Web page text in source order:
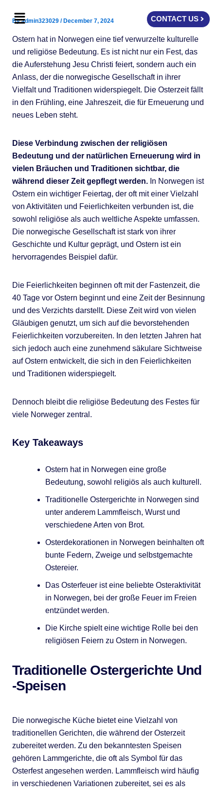
Menu CONTACT US
Byadmin323029 /December 7, 2024
Ostern hat in Norwegen eine tief verwurzelte kulturelle
und religiöse Bedeutung. Es ist nicht nur ein Fest, das
die Auferstehung Jesu Christi feiert, sondern auch ein
Anlass, der die norwegische Gesellschaft in ihrer
Vielfalt und Traditionen widerspiegelt. Die Osterzeit fällt
in den Frühling, eine Jahreszeit, die für Erneuerung und
neues Leben steht.
Diese Verbindung zwischen der religiösen
Bedeutung und der natürlichen Erneuerung wird in
vielen Bräuchen und Traditionen sichtbar, die
während dieser Zeit gepflegt werden.In Norwegen ist
Ostern ein wichtiger Feiertag, der oft mit einer Vielzahl
von Aktivitäten und Feierlichkeiten verbunden ist, die
sowohl religiöse als auch weltliche Aspekte umfassen.
Die norwegische Gesellschaft ist stark von ihrer
Geschichte und Kultur geprägt, und Ostern ist ein
hervorragendes Beispiel dafür.
Die Feierlichkeiten beginnen oft mit der Fastenzeit, die
40 Tage vor Ostern beginnt und eine Zeit der Besinnung
und des Verzichts darstellt. Diese Zeit wird von vielen
Gläubigen genutzt, um sich auf die bevorstehenden
Feierlichkeiten vorzubereiten. In den letzten Jahren hat
sich jedoch auch eine zunehmend säkulare Sichtweise
auf Ostern entwickelt, die sich in den Feierlichkeiten
und Traditionen widerspiegelt.
Dennoch bleibt die religiöse Bedeutung des Festes für
viele Norweger zentral.
Key Takeaways
Ostern hat in Norwegen eine große
Bedeutung, sowohl religiös als auch kulturell.
Traditionelle Ostergerichte in Norwegen sind
unter anderem Lammfleisch, Wurst und
verschiedene Arten von Brot.
Osterdekorationen in Norwegen beinhalten oft
bunte Federn, Zweige und selbstgemachte
Ostereier.
Das Osterfeuer ist eine beliebte Osteraktivität
in Norwegen, bei der große Feuer im Freien
entzündet werden.
Die Kirche spielt eine wichtige Rolle bei den
religiösen Feiern zu Ostern in Norwegen.
Traditionelle Ostergerichte Und
-speisen
Die norwegische Küche bietet eine Vielzahl von
traditionellen Gerichten, die während der Osterzeit
zubereitet werden. Zu den bekanntesten Speisen
gehören Lammgerichte, die oft als Symbol für das
Osterfest angesehen werden. Lammfleisch wird häufig
in verschiedenen Variationen zubereitet, sei es als